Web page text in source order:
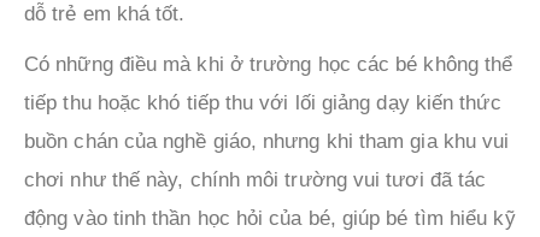
dỗ trẻ em khá tốt.
Có những điều mà khi ở trường học các bé không thể
tiếp thu hoặc khó tiếp thu với lối giảng dạy kiến thức
buồn chán của nghề giáo, nhưng khi tham gia khu vui
chơi như thế này, chính môi trường vui tươi đã tác
động vào tinh thần học hỏi của bé, giúp bé tìm hiểu kỹ